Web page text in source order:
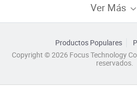
Ver Más
Productos Populares
Copyright © 2026 Focus Technology
reservados.